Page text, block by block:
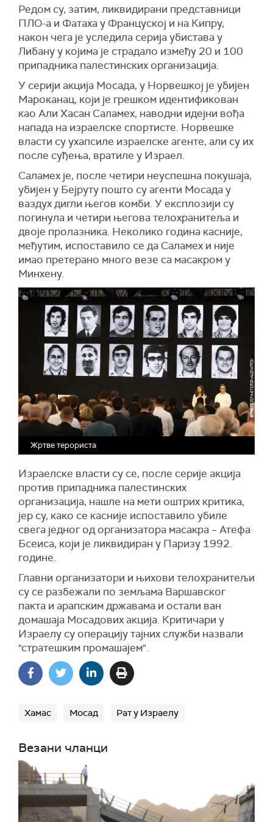
Редом су, затим, ликвидирани представници
ПЛО-а и Фатаха у Француској и на Кипру,
након чега је уследила серија убистава у
Либану у којима је страдало између 20 и 100
припадника палестинских организација.
У серији акција Мосада, у Норвешкој је убијен
Мароканац, који је грешком идентификован
као Али Хасан Саламех, наводни идејни вођа
напада на израелске спортисте. Норвешке
власти су ухапсиле израелске агенте, али су их
после суђења, вратиле у Израел.
Саламех је, после четири неуспешна покушаја,
убијен у Бејруту пошто су агенти Мосада у
ваздух дигли његов комби. У експлозији су
погинула и четири његова телохранитеља и
двоје пролазника. Неколико година касније,
међутим, испоставило се да Саламех и није
имао претерано много везе са масакром у
Минхену.
Жртве терориста
Израелске власти су се, после серије акција
против припадника палестинских
организација, нашле на мети оштрих критика,
јер су, како се касније испоставило убиле
свега једног од организатора масакра – Атефа
Бсеиса, који је ликвидиран у Паризу 1992.
године.
Главни организатори и њихови телохранитељи
су се разбежали по земљама Варшавског
пакта и арапским државама и остали ван
домашаја Мосадових акција. Критичари у
Израелу су операцију тајних служби назвали
"стратешким промашајем".
Хамас Мосад Рат у Израелу
Везани чланци